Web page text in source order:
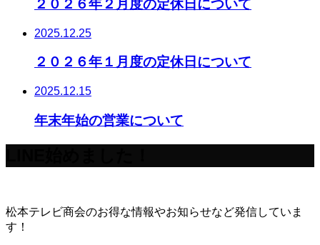
２０２６年２月度の定休日について
2025.12.25
２０２６年１月度の定休日について
2025.12.15
年末年始の営業について
松本テレビ商会のお得な情報やお知らせなど発信していま
す！